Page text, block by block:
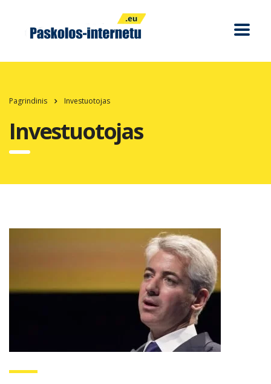
Pagrindinis Investuotojas
Investuotojas